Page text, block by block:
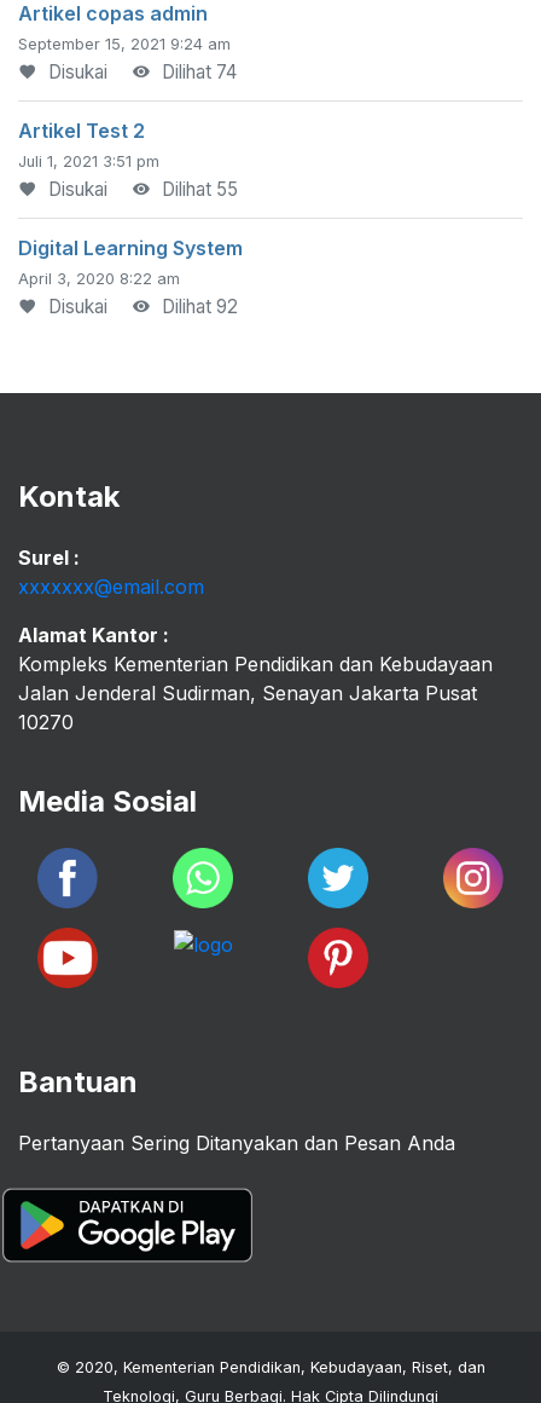
Artikel copas admin
September 15, 2021 9:24 am
Disukai Dilihat 74
Artikel Test 2
Juli 1, 2021 3:51 pm
Disukai Dilihat 55
Digital Learning System
April 3, 2020 8:22 am
Disukai Dilihat 92
Kontak
Surel :
xxxxxxx@email.com
Alamat Kantor :
Kompleks Kementerian Pendidikan dan Kebudayaan
Jalan Jenderal Sudirman, Senayan Jakarta Pusat
10270
Media Sosial
Bantuan
Pertanyaan Sering Ditanyakan dan Pesan Anda
© 2020, Kementerian Pendidikan, Kebudayaan, Riset, dan
Teknologi, Guru Berbagi. Hak Cipta Dilindungi